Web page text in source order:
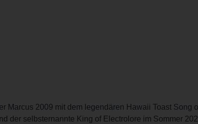
Marcus 2009 mit dem legendären Hawaii Toast Song
der selbsternannte King of Electrolore im Sommer